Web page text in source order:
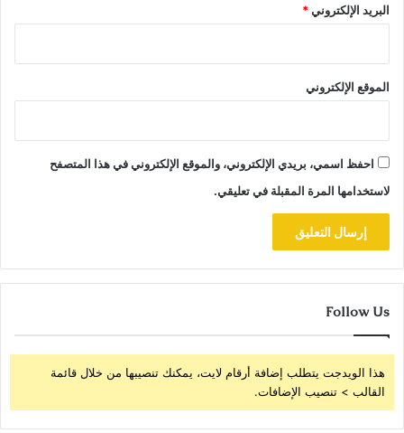
البريد الإلكتروني*
الموقع الإلكتروني
احفظ اسمي، بريدي الإلكتروني، والموقع الإلكتروني في هذا المتصفح
لاستخدامها المرة المقبلة في تعليقي.
Follow Us
هذا الويدجت يتطلب إضافة أرقام لايت، يمكنك تنصيبها من خلال قائمة
القالب > تنصيب الإضافات.